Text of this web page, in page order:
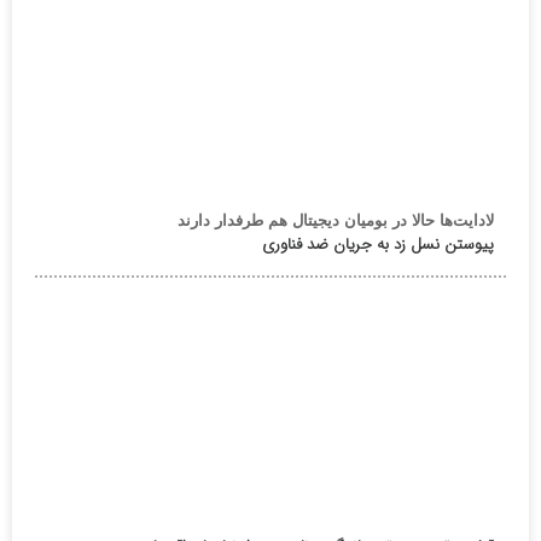
لادایت‌ها حالا در بومیان دیجیتال هم طرفدار دارند
پیوستن نسل زد به جریان ضد فناوری